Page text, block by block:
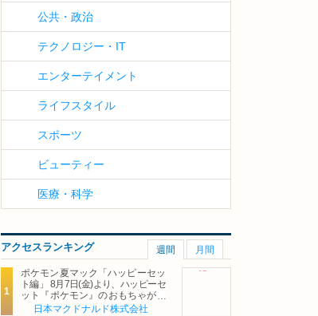
公共・政治
テクノロジー・IT
エンターテイメント
ライフスタイル
スポーツ
ビューティー
医療・科学
アクセスランキング 週間 月間
ポケモン夏マック「ハッピーセッ
ト編」 8月7日(金)より、ハッピーセ
ット『ポケモン』のおもちゃが期
間限定登場
日本マクドナルド株式会社